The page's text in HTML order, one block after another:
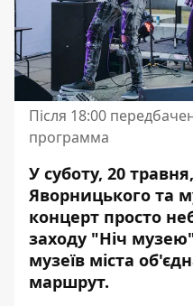
Після 18:00
программа
У суботу, 20
Яворницького та
концерт просто
заходу "Ніч
музеїв міста
маршрут.